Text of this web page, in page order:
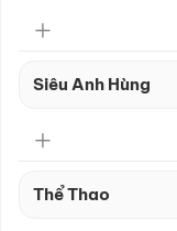
Siêu Anh Hùng
Thể Thao